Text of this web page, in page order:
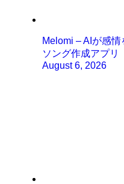
Melomi – AIが感
ソング作成アプリ
August 6, 2026